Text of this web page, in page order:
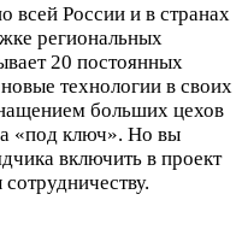
всей России и в странах
региональных
20 постоянных
технологии в своих
больших цехов
«под ключ». Но вы
включить в проект